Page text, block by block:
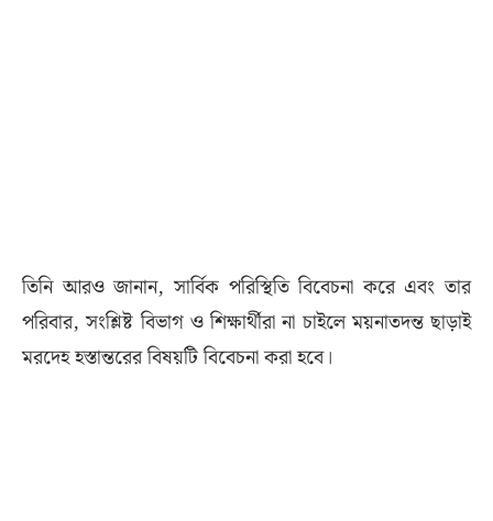
​তিনি আরও জানান, সার্বিক পরিস্থিতি বিবেচনা করে এবং তার
পরিবার, সংশ্লিষ্ট বিভাগ ও শিক্ষার্থীরা না চাইলে ময়নাতদন্ত ছাড়াই
মরদেহ হস্তান্তরের বিষয়টি বিবেচনা করা হবে।